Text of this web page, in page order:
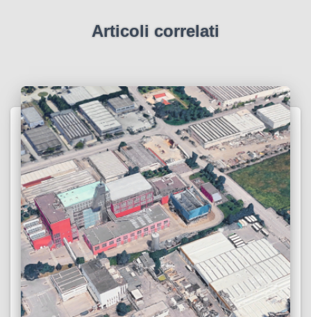
Articoli correlati